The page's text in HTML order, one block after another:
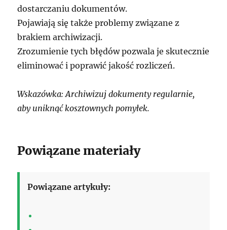
dostarczaniu dokumentów.
Pojawiają się także problemy związane z
brakiem archiwizacji.
Zrozumienie tych błędów pozwala je skutecznie
eliminować i poprawić jakość rozliczeń.
Wskazówka: Archiwizuj dokumenty regularnie,
aby uniknąć kosztownych pomyłek.
Powiązane materiały
Powiązane artykuły: